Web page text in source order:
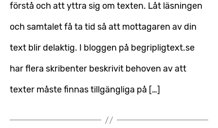
förstå och att yttra sig om texten. Låt läsningen
och samtalet få ta tid så att mottagaren av din
text blir delaktig. I bloggen på begripligtext.se
har flera skribenter beskrivit behoven av att
texter måste finnas tillgängliga på […]